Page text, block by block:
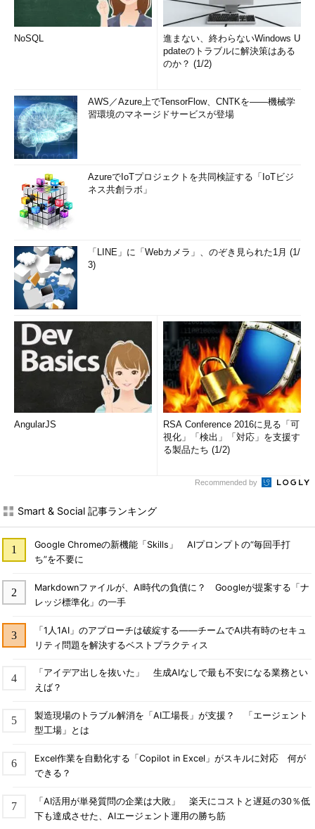
NoSQL
進まない、終わらないWindows U
pdateのトラブルに解決策はある
のか？ (1/2)
AWS／Azure上でTensorFlow、CNTKを――機械学
習環境のマネージドサービスが登場
AzureでIoTプロジェクトを共同検証する「IoTビジ
ネス共創ラボ」
「LINE」に「Webカメラ」、のぞき見られた1月 (1/
3)
AngularJS
RSA Conference 2016に見る「可
視化」「検出」「対応」を支援す
る製品たち (1/2)
Recommended by
Smart & Social 記事ランキング
Google Chromeの新機能「Skills」 AIプロンプトの“毎回手打
ち”を不要に
Markdownファイルが、AI時代の負債に？ Googleが提案する「ナ
レッジ標準化」の一手
「1人1AI」のアプローチは破綻する――チームでAI共有時のセキュ
リティ問題を解決するベストプラクティス
「アイデア出しを抜いた」 生成AIなしで最も不安になる業務とい
えば？
製造現場のトラブル解消を「AI工場長」が支援？ 「エージェント
型工場」とは
Excel作業を自動化する「Copilot in Excel」がスキルに対応 何が
できる？
「AI活用が単発質問の企業は大敗」 楽天にコストと遅延の30％低
下も達成させた、AIエージェント運用の勝ち筋